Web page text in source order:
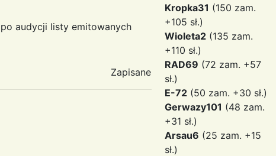
audycji listy emitowanych
Zapisane
Kropka31 (150 zam.
+105 sł.)
Wioleta2 (135 zam.
+110 sł.)
RAD69 (72 zam. +57
sł.)
E-72 (50 zam. +30 sł.)
Gerwazy101 (48 zam.
+31 sł.)
Arsau6 (25 zam. +15
sł.)